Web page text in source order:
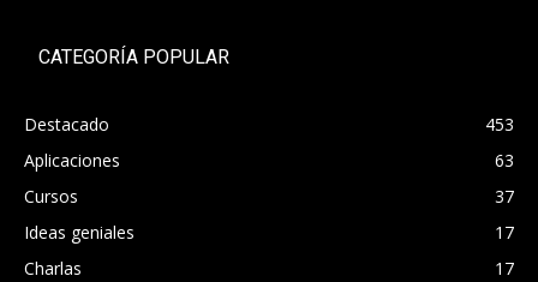
CATEGORÍA POPULAR
Destacado
453
Aplicaciones
63
Cursos
37
Ideas geniales
17
Charlas
17